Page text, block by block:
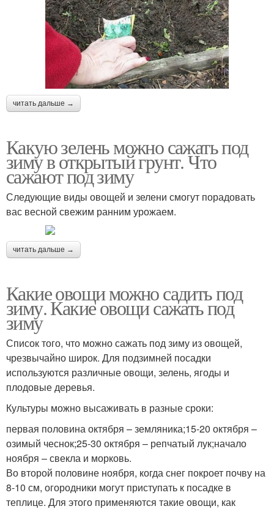
читать дальше →
Какую зелень можно сажать под
зиму в открытый грунт. Что
сажают под зиму
Следующие виды овощей и зелени смогут порадовать
вас весной свежим ранним урожаем.
читать дальше →
Какие овощи можно садить под
зиму. Какие овощи сажать под
зиму
Список того, что можно сажать под зиму из овощей,
чрезвычайно широк. Для подзимней посадки
используются различные овощи, зелень, ягоды и
плодовые деревья.
Культуры можно высаживать в разные сроки:
первая половина октября – земляника;15-20 октября –
озимый чеснок;25-30 октября – репчатый лук;начало
ноября – свекла и морковь.
Во второй половине ноября, когда снег покроет почву на
8-10 см, огородники могут приступать к посадке в
теплице. Для этого применяются такие овощи, как